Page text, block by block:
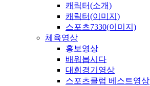
캐릭터(소개)
캐릭터(이미지)
스포츠7330(이미지)
체육영상
홍보영상
배워봅시다
대회경기영상
스포츠클럽 베스트영상